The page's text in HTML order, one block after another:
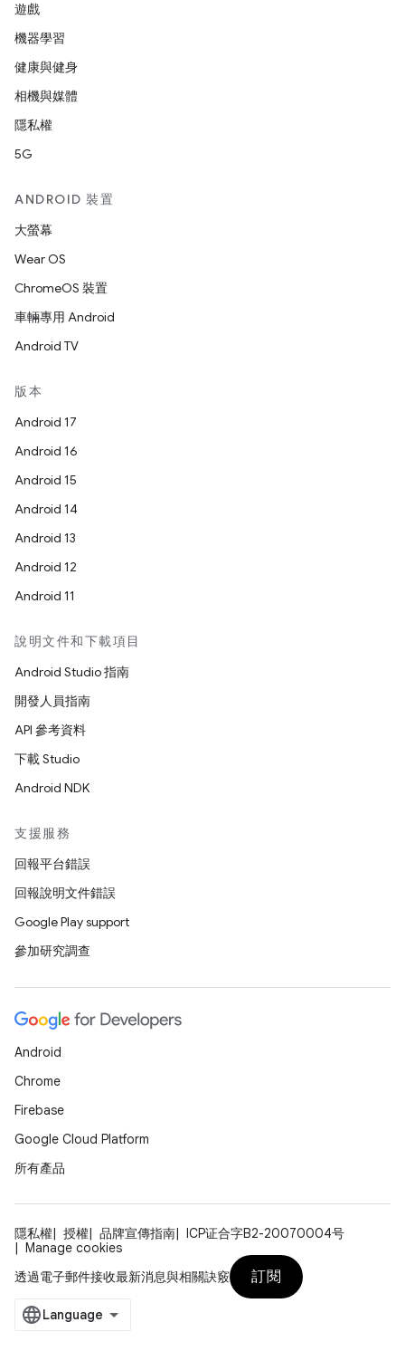
遊戲
機器學習
健康與健身
相機與媒體
隱私權
5G
ANDROID 裝置
大螢幕
Wear OS
ChromeOS 裝置
車輛專用 Android
Android TV
版本
Android 17
Android 16
Android 15
Android 14
Android 13
Android 12
Android 11
說明文件和下載項目
Android Studio 指南
開發人員指南
API 參考資料
下載 Studio
Android NDK
支援服務
回報平台錯誤
回報說明文件錯誤
Google Play support
參加研究調查
Android
Chrome
Firebase
Google Cloud Platform
所有產品
隱私權 授權 品牌宣傳指南
ICP证合字B2-20070004号
Manage cookies
透過電子郵件接收最新消息與相關訣竅
訂閱